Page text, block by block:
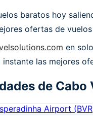
baratos hoy
ofertas de
en
las mejores
de Cabo
Airport (BVR